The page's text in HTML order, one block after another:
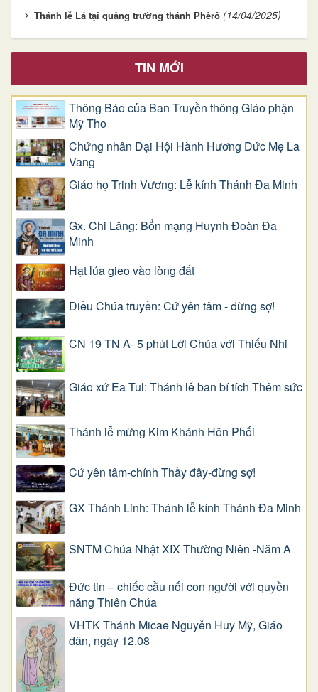
Thánh lễ Lá tại quảng trường thánh Phêrô (14/04/2025)
TIN MỚI
Thông Báo của Ban Truyền thông Giáo phận
Mỹ Tho
Chứng nhân Đại Hội Hành Hương Đức Mẹ La
Vang
Giáo họ Trinh Vương: Lễ kính Thánh Đa Minh
Gx. Chi Lăng: Bổn mạng Huynh Đoàn Đa
Minh
Hạt lúa gieo vào lòng đất
Điều Chúa truyền: Cứ yên tâm - đừng sợ!
CN 19 TN A- 5 phút Lời Chúa với Thiếu Nhi
Giáo xứ Ea Tul: Thánh lễ ban bí tích Thêm sức
Thánh lễ mừng Kim Khánh Hôn Phối
Cứ yên tâm-chính Thầy đây-đừng sợ!
GX Thánh Linh: Thánh lễ kính Thánh Đa Minh
SNTM Chúa Nhật XIX Thường Niên -Năm A
Đức tin – chiếc cầu nối con người với quyền
năng Thiên Chúa
VHTK Thánh Micae Nguyễn Huy Mỹ, Giáo
dân, ngày 12.08